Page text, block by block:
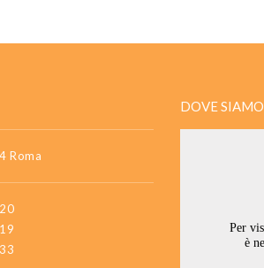
Roma
DOVE SIAMO